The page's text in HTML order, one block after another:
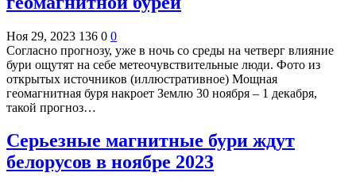
Ноя 29, 2023 136 0 0
Согласно прогнозу, уже в ночь со среды на четверг влияние
бури ощутят на себе метеочувствительные люди. Фото из
открытых источников (иллюстративное) Мощная
геомагнитная буря накроет Землю 30 ноября – 1 декабря,
такой прогноз…
Серьезные магнитные бури ждут
белорусов в ноябре 2023